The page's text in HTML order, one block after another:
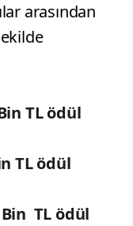
arasından
TL ödül
TL ödül
TL ödül